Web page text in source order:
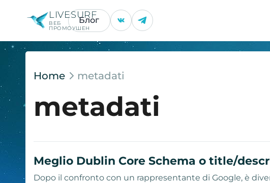
LIVESURF
ВЕБ
ПРОМОУШЕН
Блог
Home metadati
metadati
Meglio Dublin Core Schema o title/
Dopo il confronto con un rappresentante di Google, è